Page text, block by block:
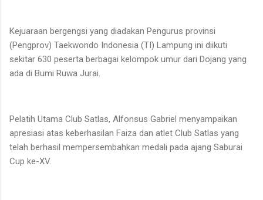
Kejuaraan bergengsi yang diadakan Pengurus provinsi
(Pengprov) Taekwondo Indonesia (TI) Lampung ini diikuti
sekitar 630 peserta berbagai kelompok umur dari Dojang yang
ada di Bumi Ruwa Jurai.
Pelatih Utama Club Satlas, Alfonsus Gabriel menyampaikan
apresiasi atas keberhasilan Faiza dan atlet Club Satlas yang
telah berhasil mempersembahkan medali pada ajang Saburai
Cup ke-XV.